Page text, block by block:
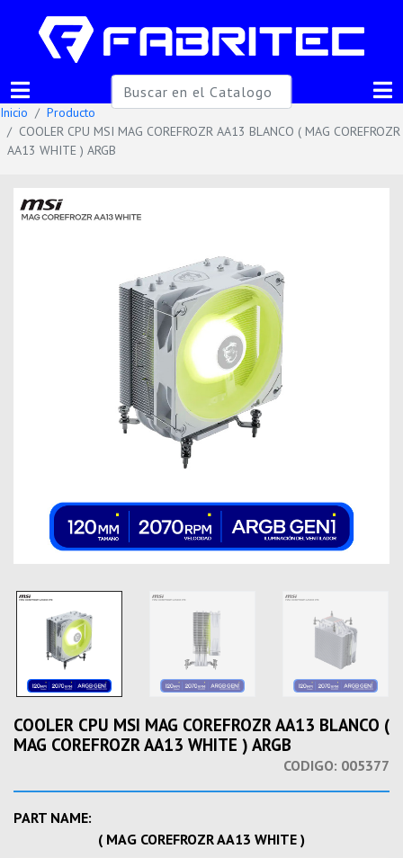
Inicio
Producto
COOLER CPU MSI MAG COREFROZR AA13 BLANCO ( MAG COREFROZR
AA13 WHITE ) ARGB
COOLER CPU MSI MAG COREFROZR AA13 BLANCO (
MAG COREFROZR AA13 WHITE ) ARGB
CODIGO: 005377
PART NAME:
( MAG COREFROZR AA13 WHITE )